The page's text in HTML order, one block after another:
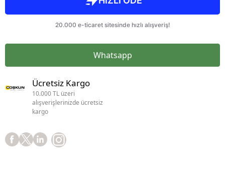
Whatsapp
Ücretsiz Kargo
10.000 TL üzeri
alışverişlerinizde ücretsiz
kargo